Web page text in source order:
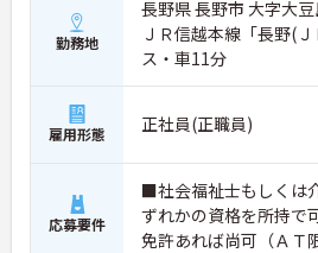
・グループホーム一棟あたりの入居者様
常時2～4名のスタッフで支援、国基準
配置や夜間複数名体制が敷かれているた
追われることなくご利用者様のペースに
ポートが可能です。施設も専用設計で働
ご自身の理想とする福祉を実践できる環
います。
勤務地
長野県 長野市 大字大
ＪＲ信越本線「長野(
ス・車11分
雇用形態 正社員(正職員)
応募要件
■社会福祉士もしくは
ずれかの資格を所持で
免許あれば尚可（ＡＴ